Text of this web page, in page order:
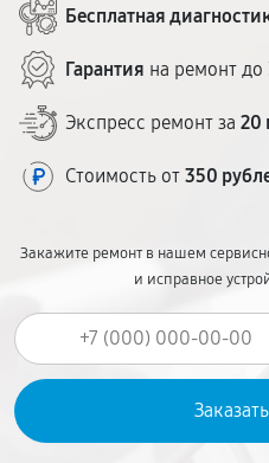
Бесплатная
Гарантия на ремонт до
Экспресс ремонт за 20
Стоимость от 350
Закажите ремонт в нашем
и исправное